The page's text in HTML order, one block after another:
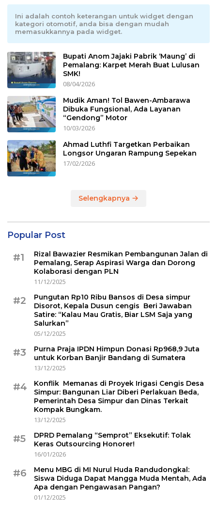
Ini adalah contoh keterangan untuk widget dengan
kategori otomotif, anda bisa dengan mudah
memasukkannya pada widget.
Bupati Anom Jajaki Pabrik ‘Maung’ di
Pemalang: Karpet Merah Buat Lulusan
SMK!
08/04/2026
Mudik Aman! Tol Bawen-Ambarawa
Dibuka Fungsional, Ada Layanan
“Gendong” Motor
10/03/2026
Ahmad Luthfi Targetkan Perbaikan
Longsor Ungaran Rampung Sepekan
17/02/2026
Selengkapnya
Popular Post
#1
Rizal Bawazier Resmikan Pembangunan Jalan di
Pemalang, Serap Aspirasi Warga dan Dorong
Kolaborasi dengan PLN
11/12/2025
#2
Pungutan Rp10 Ribu Bansos di Desa simpur
Disorot, Kepala Dusun cengis Beri Jawaban
Satire: “Kalau Mau Gratis, Biar LSM Saja yang
Salurkan”
05/12/2025
#3
Purna Praja IPDN Himpun Donasi Rp968,9 Juta
untuk Korban Banjir Bandang di Sumatera
13/12/2025
#4
Konflik Memanas di Proyek Irigasi Cengis Desa
Simpur: Bangunan Liar Diberi Perlakuan Beda,
Pemerintah Desa Simpur dan Dinas Terkait
Kompak Bungkam.
13/12/2025
#5
DPRD Pemalang “Semprot” Eksekutif: Tolak
Keras Outsourcing Honorer!
16/01/2026
#6
Menu MBG di MI Nurul Huda Randudongkal:
Siswa Diduga Dapat Mangga Muda Mentah, Ada
Apa dengan Pengawasan Pangan?
01/12/2025